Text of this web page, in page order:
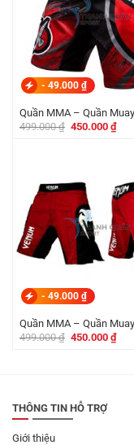
- 49.000 ₫
Quần MMA – Quần
499.000₫ Giá
450.000 ₫Giá
hiện
- 49.000 ₫
Quần MMA – Quần
499.000₫ Giá
450.000 ₫Giá
hiện
THÔNG TIN HỖ TRỢ
Giới thiệu